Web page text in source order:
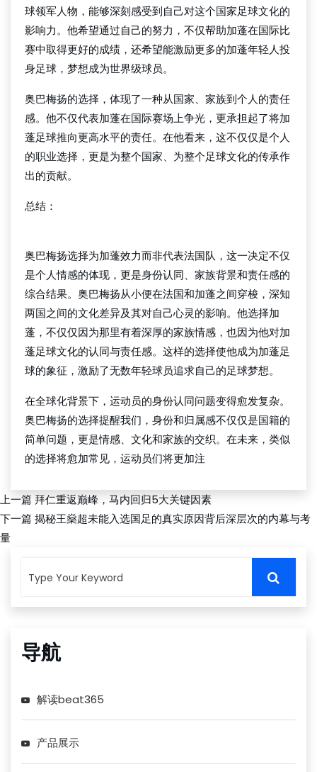
球领军人物，能够深刻感受到自己对这个国家足球文化的
影响力。他希望通过自己的努力，不仅帮助加蓬在国际比
赛中取得更好的成绩，还希望能激励更多的加蓬年轻人投
身足球，梦想成为世界级球员。
奥巴梅扬的选择，体现了一种从国家、家族到个人的责任
感。他不仅代表加蓬在国际赛场上争光，更承担起了将加
蓬足球推向更高水平的责任。在他看来，这不仅仅是个人
的职业选择，更是为整个国家、为整个足球文化的传承作
出的贡献。
总结：
奥巴梅扬选择为加蓬效力而非代表法国队，这一决定不仅
是个人情感的体现，更是身份认同、家族背景和责任感的
综合结果。奥巴梅扬从小便在法国和加蓬之间穿梭，深知
两国之间的文化差异及其对自己心灵的影响。他选择加
蓬，不仅仅因为那里有着深厚的家族情感，也因为他对加
蓬足球文化的认同与责任感。这样的选择使他成为加蓬足
球的象征，激励了无数年轻球员追求自己的足球梦想。
在全球化背景下，运动员的身份认同问题变得愈发复杂。
奥巴梅扬的选择提醒我们，身份和归属感不仅仅是国籍的
简单问题，更是情感、文化和家族的交织。在未来，类似
的选择将愈加常见，运动员们将更加注
上一篇 拜仁重返巅峰，马内回归5大关键因素
下一篇 揭秘王燊超未能入选国足的真实原因背后深层次的内幕与考
量
导航
解读beat365
产品展示